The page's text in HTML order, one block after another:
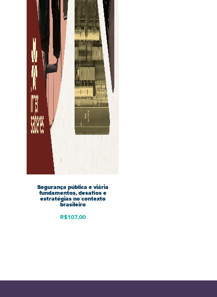
Segurança pública e viária
fundamentos, desafios e
estratégias no contexto
brasileiro
R$107,00